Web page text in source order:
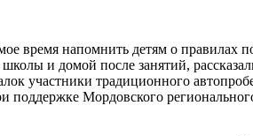
время напомнить детям о правилах
школы и домой после занятий,
участники традиционного
поддержке Мордовского